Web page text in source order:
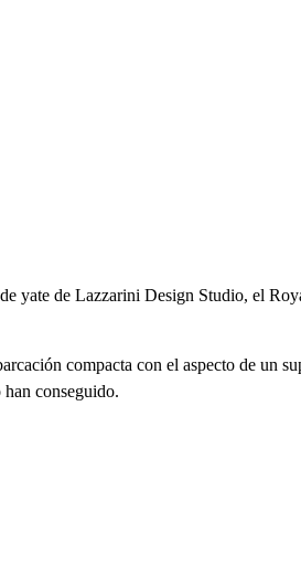
yate de Lazzarini Design Studio, el
compacta con el aspecto de un
conseguido.